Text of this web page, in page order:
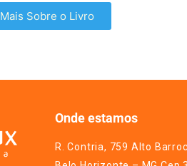
Mais Sobre o Livro
Onde estamos
R. Contria, 759 Alto